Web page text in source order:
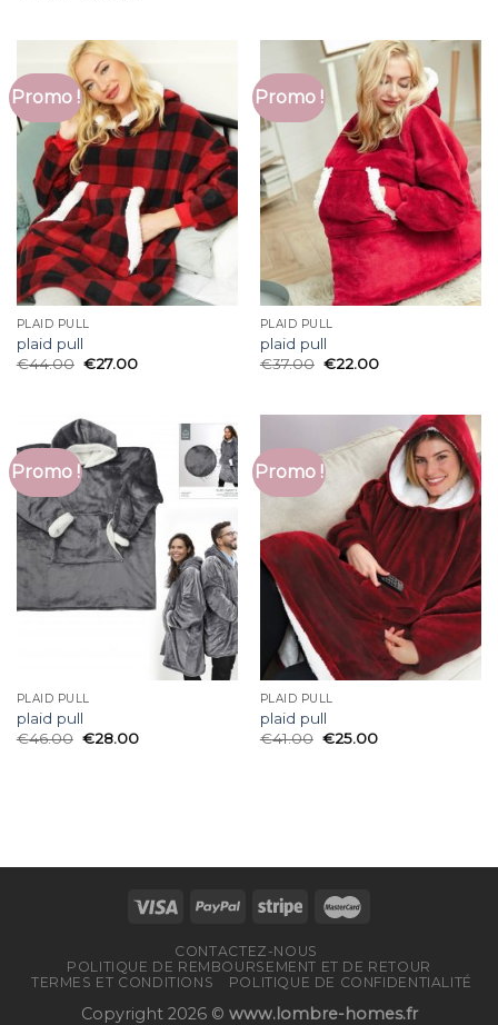
Promo !
PLAID PULL
plaid pull
€44.00 €27.00
Promo !
PLAID PULL
plaid pull
€37.00 €22.00
Promo !
PLAID PULL
plaid pull
€46.00 €28.00
Promo !
PLAID PULL
plaid pull
€41.00 €25.00
CONTACTEZ-NOUS
POLITIQUE DE REMBOURSEMENT ET DE RETOUR
TERMES ET CONDITIONS
POLITIQUE DE CONFIDENTIALITÉ
Copyright 2026 © www.lombre-homes.fr